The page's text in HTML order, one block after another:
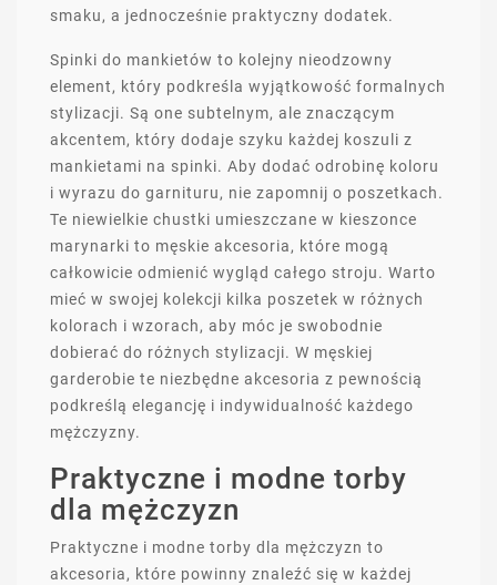
smaku, a jednocześnie praktyczny dodatek.
Spinki do mankietów to kolejny nieodzowny
element, który podkreśla wyjątkowość formalnych
stylizacji. Są one subtelnym, ale znaczącym
akcentem, który dodaje szyku każdej koszuli z
mankietami na spinki. Aby dodać odrobinę koloru
i wyrazu do garnituru, nie zapomnij o poszetkach.
Te niewielkie chustki umieszczane w kieszonce
marynarki to męskie akcesoria, które mogą
całkowicie odmienić wygląd całego stroju. Warto
mieć w swojej kolekcji kilka poszetek w różnych
kolorach i wzorach, aby móc je swobodnie
dobierać do różnych stylizacji. W męskiej
garderobie te niezbędne akcesoria z pewnością
podkreślą elegancję i indywidualność każdego
mężczyzny.
Praktyczne i modne torby
dla mężczyzn
Praktyczne i modne torby dla mężczyzn to
akcesoria, które powinny znaleźć się w każdej